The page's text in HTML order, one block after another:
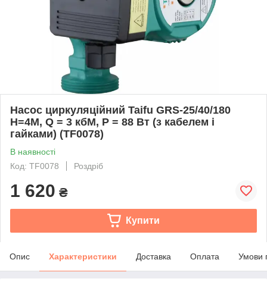
Насос циркуляційний Taifu GRS-25/40/180
Н=4М, Q = 3 кбМ, P = 88 Вт (з кабелем і
гайками) (TF0078)
В наявності
Код: TF0078
Роздріб
1 620 ₴
Купити
Опис Характеристики Доставка Оплата Умови